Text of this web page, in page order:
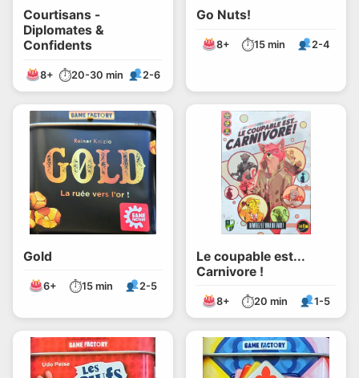
Courtisans -
Diplomates &
Confidents
8+ ⏱20-30 min 2-6
Go Nuts!
8+ ⏱15 min 2-4
Gold
6+ ⏱15 min 2-5
Le coupable est...
Carnivore !
8+ ⏱20 min 1-5